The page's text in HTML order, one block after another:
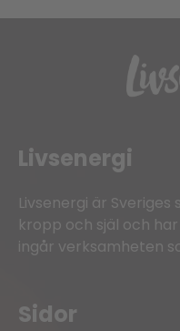
Livsenergi
Livsenergi är
kropp och själ och har
ingår verksamheten
Sidor